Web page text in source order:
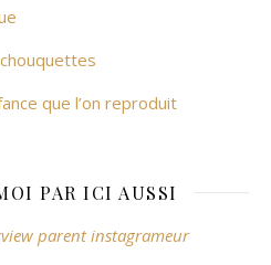
que l’on reproduit
PAR ICI AUSSI
parent instagrameur